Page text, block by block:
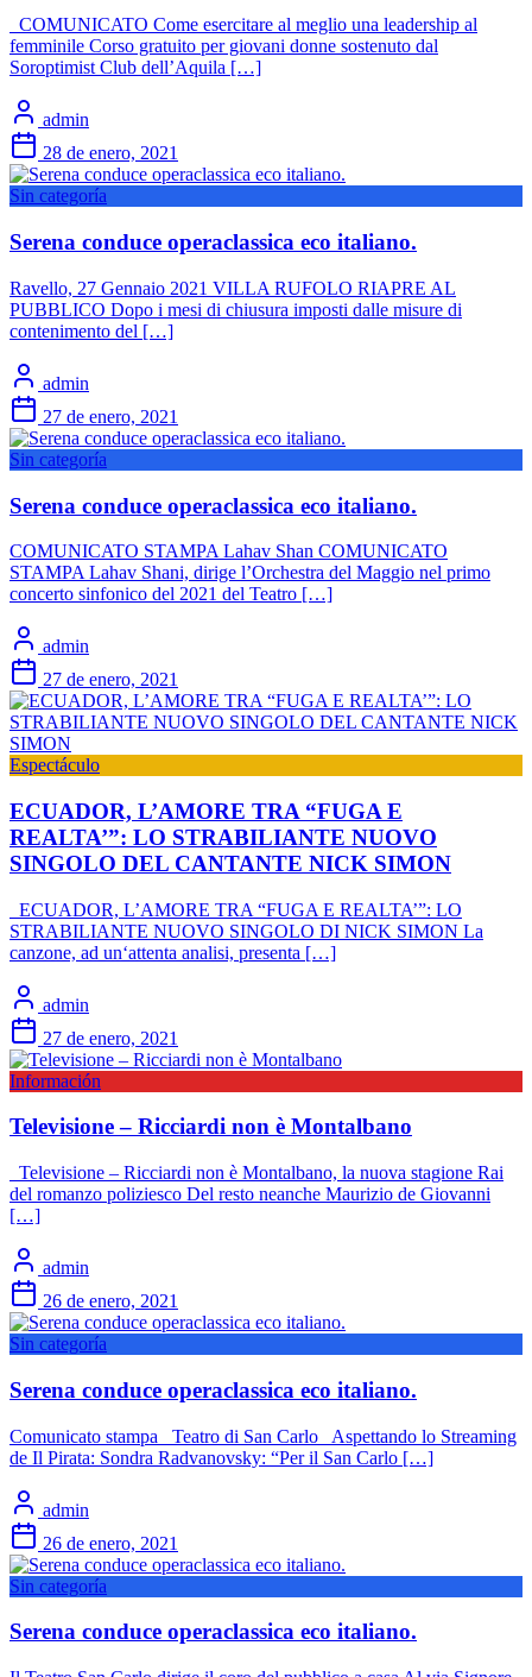
COMUNICATO Come esercitare al meglio una leadership al
femminile Corso gratuito per giovani donne sostenuto dal
Soroptimist Club dell’Aquila […]
admin
28 de enero, 2021
Sin categoría
Serena conduce operaclassica eco italiano.
Ravello, 27 Gennaio 2021 VILLA RUFOLO RIAPRE AL
PUBBLICO Dopo i mesi di chiusura imposti dalle misure di
contenimento del […]
admin
27 de enero, 2021
Sin categoría
Serena conduce operaclassica eco italiano.
COMUNICATO STAMPA Lahav Shan COMUNICATO
STAMPA Lahav Shani, dirige l’Orchestra del Maggio nel primo
concerto sinfonico del 2021 del Teatro […]
admin
27 de enero, 2021
Espectáculo
ECUADOR, L’AMORE TRA “FUGA E
REALTA’”: LO STRABILIANTE NUOVO
SINGOLO DEL CANTANTE NICK SIMON
ECUADOR, L’AMORE TRA “FUGA E REALTA’”: LO
STRABILIANTE NUOVO SINGOLO DI NICK SIMON La
canzone, ad un‘attenta analisi, presenta […]
admin
27 de enero, 2021
Información
Televisione – Ricciardi non è Montalbano
Televisione – Ricciardi non è Montalbano, la nuova stagione Rai
del romanzo poliziesco Del resto neanche Maurizio de Giovanni
[…]
admin
26 de enero, 2021
Sin categoría
Serena conduce operaclassica eco italiano.
Comunicato stampa Teatro di San Carlo Aspettando lo Streaming
de Il Pirata: Sondra Radvanovsky: “Per il San Carlo […]
admin
26 de enero, 2021
Sin categoría
Serena conduce operaclassica eco italiano.